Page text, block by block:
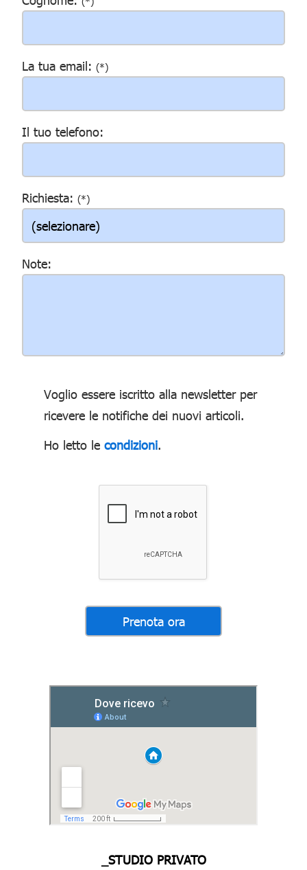
La tua email: (*)
Il tuo telefono:
Richiesta: (*)
Note:
Voglio essere iscritto alla newsletter per
ricevere le notifiche dei nuovi articoli.
Ho letto le condizioni.
_STUDIO PRIVATO